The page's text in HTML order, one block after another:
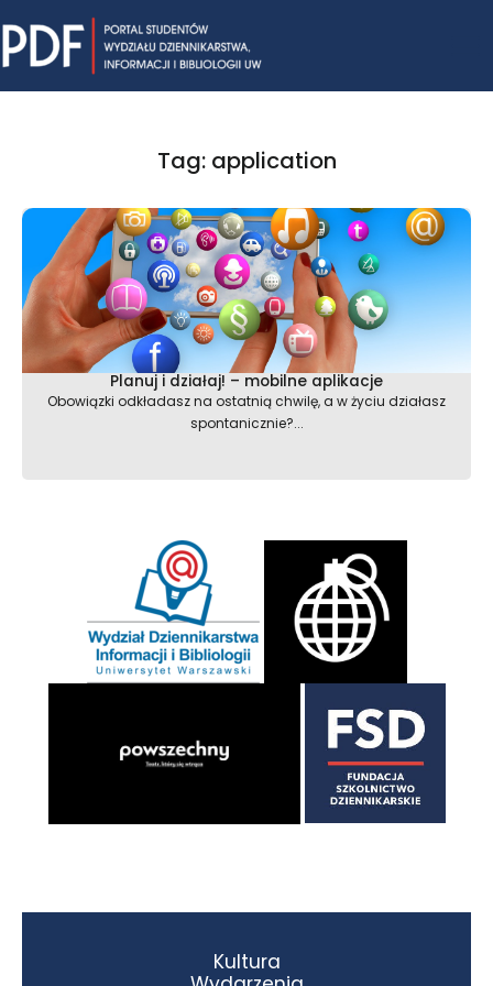
to
content
Tag: application
Planuj i działaj! – mobilne aplikacje
Obowiązki odkładasz na ostatnią chwilę, a w życiu działasz
spontanicznie?...
Kultura